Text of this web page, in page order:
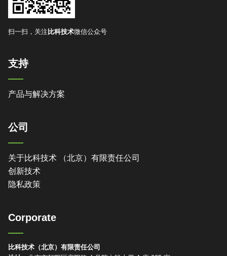
扫一扫，关注 比科技术微信公众号
支持
产品与解决方案
公司
关于比科技术 （北京）有限责任公司
创新技术
隐私政策
Corporate
比科技术（北京）有限责任公司